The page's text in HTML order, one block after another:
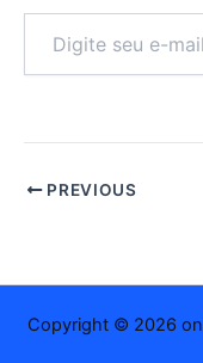
e-
PREVIOUS
Copyright © 2026